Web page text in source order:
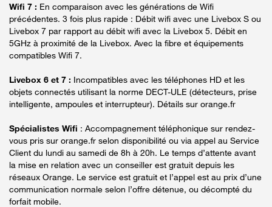
Wifi 7 : En comparaison avec les générations de Wifi
précédentes. 3 fois plus rapide : Débit wifi avec une Livebox S ou
Livebox 7 par rapport au débit wifi avec la Livebox 5. Débit en
5GHz à proximité de la Livebox. Avec la fibre et équipements
compatibles Wifi 7.
Livebox 6 et 7 : Incompatibles avec les téléphones HD et les
objets connectés utilisant la norme DECT-ULE (détecteurs, prise
intelligente, ampoules et interrupteur). Détails sur orange.fr
Spécialistes Wifi : Accompagnement téléphonique sur rendez-
vous pris sur orange.fr selon disponibilité ou via appel au Service
Client du lundi au samedi de 8h à 20h. Le temps d’attente avant
la mise en relation avec un conseiller est gratuit depuis les
réseaux Orange. Le service est gratuit et l’appel est au prix d’une
communication normale selon l’offre détenue, ou décompté du
forfait mobile.